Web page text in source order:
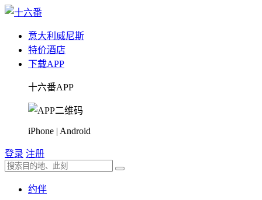
意大利 威尼斯
特价酒店
下载APP
十六番APP
iPhone | Android
登录 注册
约伴